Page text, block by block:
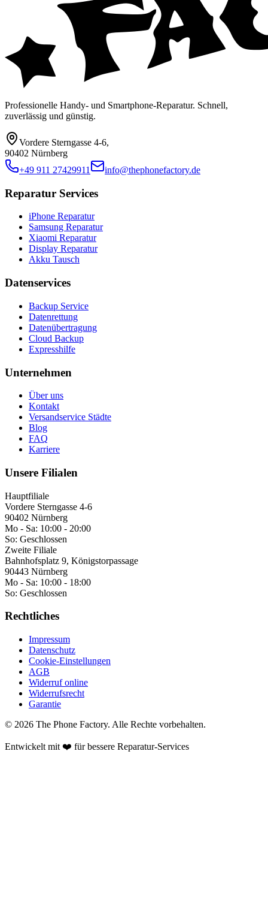
Professionelle Handy- und Smartphone-Reparatur. Schnell,
zuverlässig und günstig.
Vordere Sterngasse 4-6,
90402 Nürnberg
+49 911 27429911
info@thephonefactory.de
Reparatur Services
iPhone Reparatur
Samsung Reparatur
Xiaomi Reparatur
Display Reparatur
Akku Tausch
Datenservices
Backup Service
Datenrettung
Datenübertragung
Cloud Backup
Expresshilfe
Unternehmen
Über uns
Kontakt
Versandservice Städte
Blog
FAQ
Karriere
Unsere Filialen
Hauptfiliale
Vordere Sterngasse 4-6
90402 Nürnberg
Mo - Sa: 10:00 - 20:00
So: Geschlossen
Zweite Filiale
Bahnhofsplatz 9, Königstorpassage
90443 Nürnberg
Mo - Sa: 10:00 - 18:00
So: Geschlossen
Rechtliches
Impressum
Datenschutz
Cookie-Einstellungen
AGB
Widerruf online
Widerrufsrecht
Garantie
© 2026 The Phone Factory. Alle Rechte vorbehalten.
Entwickelt mit ❤️ für bessere Reparatur-Services